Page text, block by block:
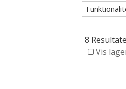
efter category: Mascot Workwear
Monitor
8
Vis